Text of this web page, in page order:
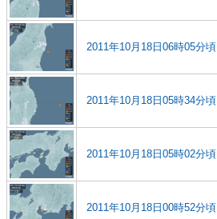
2011年10月18日06時05分頃
2011年10月18日05時34分頃
2011年10月18日05時02分頃
2011年10月18日00時52分頃